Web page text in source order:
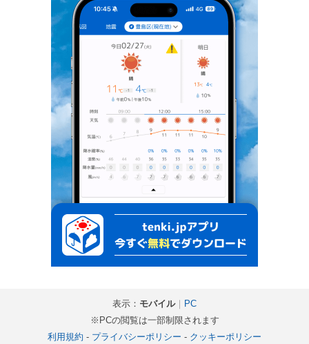
表示： モバイル｜
PC
※PCの閲覧は一部制限されます
利用規約 - プライバシーポリシー - クッキーポリシー